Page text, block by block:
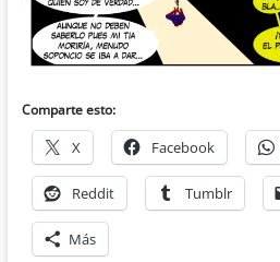
Comparte esto:
X Facebook
Reddit Tumblr
Más